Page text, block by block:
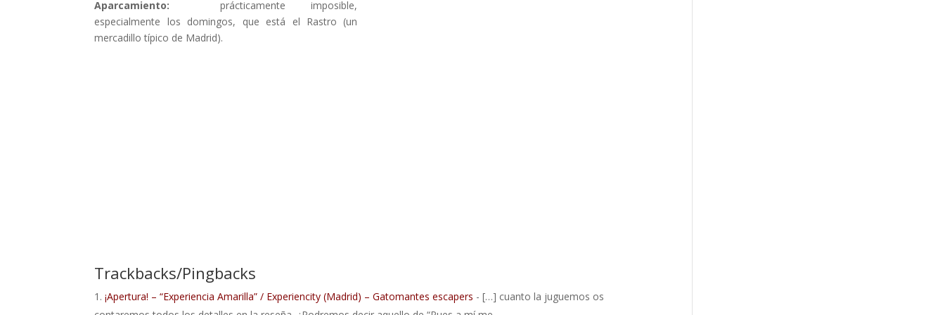
Aparcamiento:
prácticamente imposible,
especialmente los domingos, que está el Rastro (un
mercadillo típico de Madrid).
Trackbacks/Pingbacks
¡Apertura! – “Experiencia Amarilla” / Experiencity (Madrid) – Gatomantes escapers - […] cuanto la juguemos os